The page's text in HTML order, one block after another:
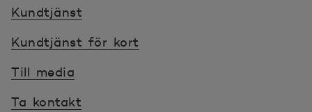
Kundtjänst
Kundtjänst för kort
Till media
Ta kontakt